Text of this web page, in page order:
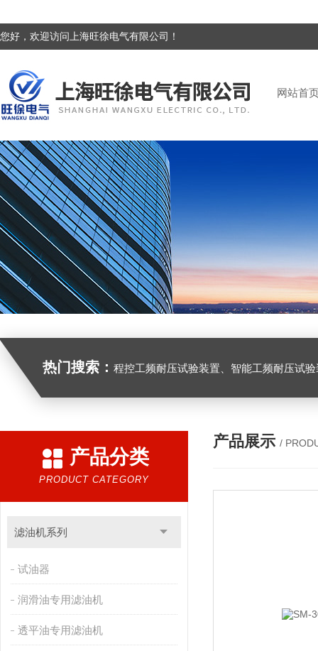
您好，欢迎访问上海旺徐电气有限公司！
网站首
热门搜索： 程控工频耐压试验装置、智能工频耐压试验装置、工频耐压试验装置、工频耐压试验仪、工频耐压试验台、高压耐压试
产品分类
PRODUCT CATEGORY
滤油机系列
试油器
润滑油专用滤油机
透平油专用滤油机
产品展示 /